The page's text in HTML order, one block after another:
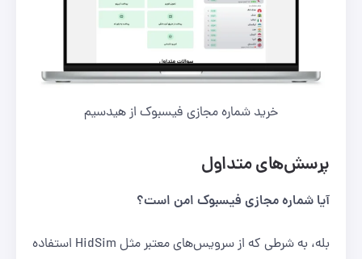
خرید شماره مجازی فیسبوک از هیدسیم
پرسش‌های متداول
آیا شماره مجازی فیسبوک امن است؟
بله، به شرطی که از سرویس‌های معتبر مثل HidSim استفاده